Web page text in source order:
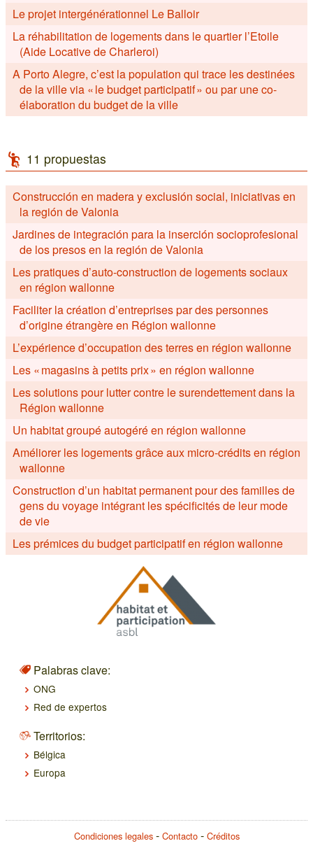
Le projet intergénérationnel Le Balloir
La réhabilitation de logements dans le quartier l’Etoile
(Aide Locative de Charleroi)
A Porto Alegre, c’est la population qui trace les destinées
de la ville via « le budget participatif » ou par une co-
élaboration du budget de la ville
11 propuestas
Construcción en madera y exclusión social, iniciativas en
la región de Valonia
Jardines de integración para la inserción socioprofesional
de los presos en la región de Valonia
Les pratiques d’auto-construction de logements sociaux
en région wallonne
Faciliter la création d’entreprises par des personnes
d’origine étrangère en Région wallonne
L’expérience d’occupation des terres en région wallonne
Les « magasins à petits prix » en région wallonne
Les solutions pour lutter contre le surendettement dans la
Région wallonne
Un habitat groupé autogéré en région wallonne
Améliorer les logements grâce aux micro-crédits en région
wallonne
Construction d’un habitat permanent pour des familles de
gens du voyage intégrant les spécificités de leur mode
de vie
Les prémices du budget participatif en région wallonne
Palabras clave:
ONG
Red de expertos
Territorios:
Bélgica
Europa
Condiciones legales Contacto
Créditos